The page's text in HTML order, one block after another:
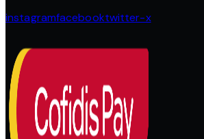
instagramfacebooktwitter-x